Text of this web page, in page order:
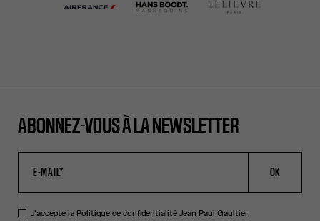
ABONNEZ-VOUS À LA NEWSLETTER
OK
J'accepte la Politique de confidentialitéJean Paul Gaultier